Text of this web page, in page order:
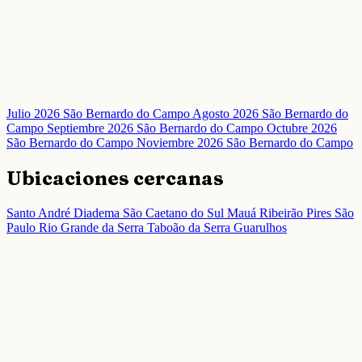
Julio 2026 São Bernardo do CampoAgosto 2026 São Bernardo do
Campo Septiembre 2026 São Bernardo do Campo Octubre 2026
São Bernardo do Campo Noviembre 2026 São Bernardo do Campo
Ubicaciones cercanas
Santo André Diadema São Caetano do Sul Mauá Ribeirão Pires São
Paulo Rio Grande da Serra Taboão da Serra Guarulhos